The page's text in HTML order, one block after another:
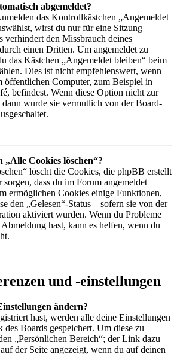
abgemeldet?
das Kontrollkästchen „Angemeldet
wirst du nur für eine Sitzung
verhindert den Missbrauch deines
einen Dritten. Um angemeldet zu
das Kästchen „Angemeldet bleiben“ beim
Dies ist nicht empfehlenswert, wenn
öffentlichen Computer, zum Beispiel in
befindest. Wenn diese Option nicht zur
dann wurde sie vermutlich von der Board-
Cookies löschen“?
löscht die Cookies, die phpBB erstellt
sorgen, dass du im Forum angemeldet
ermöglichen Cookies einige Funktionen,
den „Gelesen“-Status – sofern sie von der
aktiviert wurden. Wenn du Probleme
hast, kann es helfen, wenn du
und -einstellungen
ändern?
hast, werden alle deine Einstellungen
des Boards gespeichert. Um diese zu
„Persönlichen Bereich“; der Link dazu
der Seite angezeigt, wenn du auf deinen